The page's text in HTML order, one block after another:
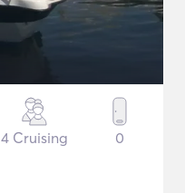
4 Cruising 0